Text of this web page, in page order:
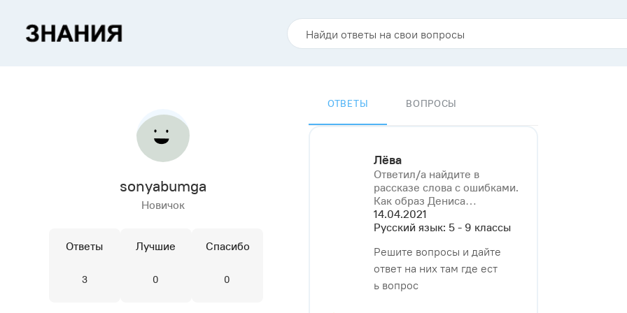
sonyabumga
Новичок
Ответы
3
Лучшие
0
Спасибо
0
ОТВЕТЫ ВОПРОСЫ
Лёва
Ответил/a найдите в
рассказе слова с ошибками.
Как образ Дениса⁠…
14.04.2021
Русский язык: 5 - 9 классы
Решите вопросы и дайте
ответ на них там где ест
ь вопрос